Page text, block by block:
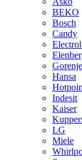
BEKO
Bosch
Candy
Gorenje
Hansa
Indesit
Kaiser
LG
Miele